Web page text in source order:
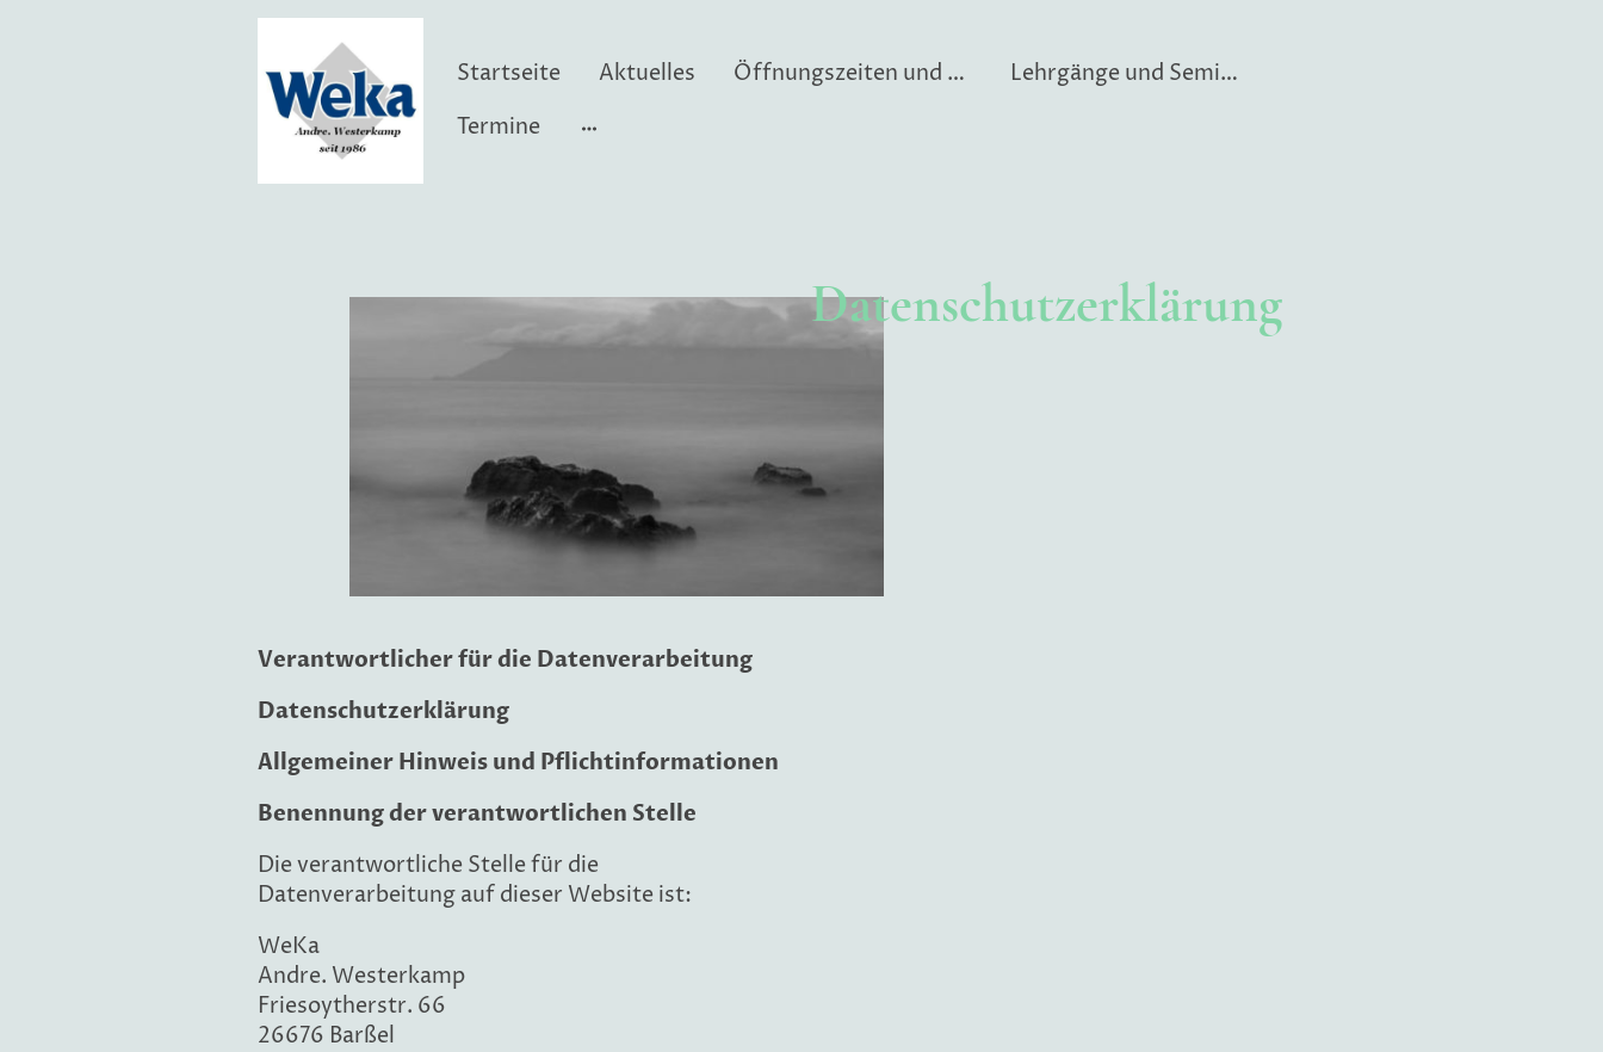
Startseite Aktuelles Öffnungszeiten und Adresse
Lehrgänge und Seminare
Termine
Datenschutzerklärung
Verantwortlicher für die Datenverarbeitung
Datenschutzerklärung
Allgemeiner Hinweis und Pflichtinformationen
Benennung der verantwortlichen Stelle
Die verantwortliche Stelle für die
Datenverarbeitung auf dieser Website ist:
WeKa
Andre. Westerkamp
Friesoytherstr. 66
26676 Barßel